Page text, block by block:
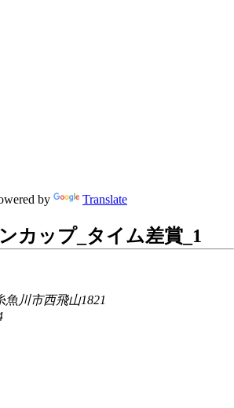
by
Translate
カップ_タイム差賞_1
川市西飛山1821